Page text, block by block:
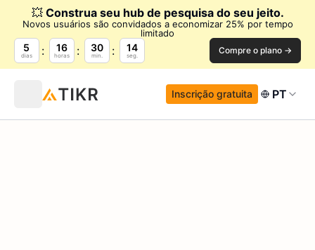
💥 Construa seu hub de pesquisa do seu jeito.
Novos usuários são convidados a economizar 25% por tempo
limitado
5
dias
16
horas
30
min.
13
seg. Compre o plano →
Inscrição gratuita PT